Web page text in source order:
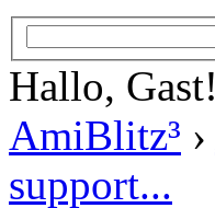
Hallo, Gast!
AmiBlitz³ ›
support...